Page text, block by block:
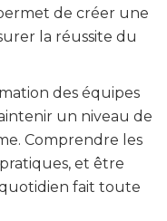
de créer une
la réussite du
des équipes
un niveau de
Comprendre les
et être
fait toute